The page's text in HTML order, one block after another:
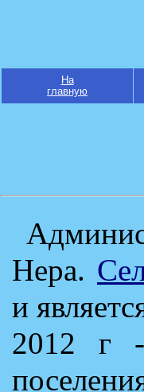
На
главную
Нера.
и
2012 г -